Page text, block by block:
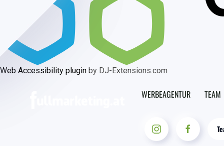
Web Accessibility plugin by DJ-Extensions.com
WERBEAGENTUR TEAM